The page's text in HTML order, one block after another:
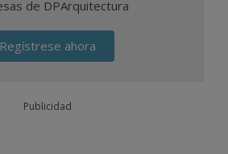
de DPArquitectura
Regístrese ahora
Publicidad